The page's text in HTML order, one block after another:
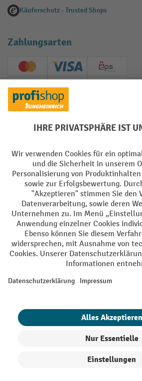
Käuferschutz - Trusted Shops
Zahlungsarten
Creditcard (Master)Creditcard (Visa)
EPS
PayPal
Soziale Netzwerke
Impressum Datenschutz
Barrierefreiheit Privacy Settings
Alle Preise exkl. gesetzl. Mehrwertsteuer
Nachnahmegebühren, wenn nicht anders
¹ Der Rabatt gilt so lange der Vorrat reicht.
oder Gutscheinen ist nicht möglich. | ² Der
eingelöst werden. Die Höhe des Rabatts
Produktkategorie und beträgt bis zu 10 %
Heben | 7% auf Büro). Ausgenommen sind
Ausschluss von Werkzeug. Gilt nicht auf